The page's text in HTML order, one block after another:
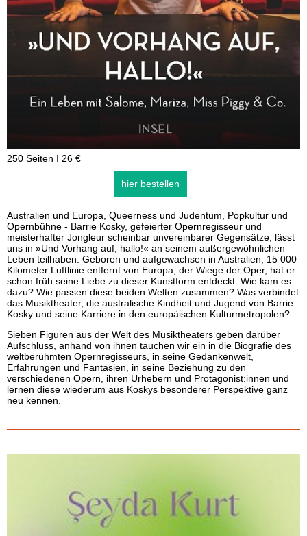
250 Seiten I 26 €
hier bestellen
Australien und Europa, Queerness und Judentum, Popkultur und
Opernbühne - Barrie Kosky, gefeierter Opernregisseur und
meisterhafter Jongleur scheinbar unvereinbarer Gegensätze, lässt
uns in »Und Vorhang auf, hallo!« an seinem außergewöhnlichen
Leben teilhaben. Geboren und aufgewachsen in Australien, 15 000
Kilometer Luftlinie entfernt von Europa, der Wiege der Oper, hat er
schon früh seine Liebe zu dieser Kunstform entdeckt. Wie kam es
dazu? Wie passen diese beiden Welten zusammen? Was verbindet
das Musiktheater, die australische Kindheit und Jugend von Barrie
Kosky und seine Karriere in den europäischen Kulturmetropolen?
Sieben Figuren aus der Welt des Musiktheaters geben darüber
Aufschluss, anhand von ihnen tauchen wir ein in die Biografie des
weltberühmten Opernregisseurs, in seine Gedankenwelt,
Erfahrungen und Fantasien, in seine Beziehung zu den
verschiedenen Opern, ihren Urhebern und Protagonist:innen und
lernen diese wiederum aus Koskys besonderer Perspektive ganz
neu kennen.